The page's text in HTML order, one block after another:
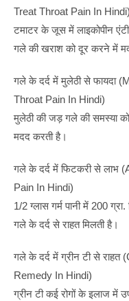
Treat Throat Pain In Hindi)
टमाटर के जूस में लाइकोपीन
गले की खराश को दूर करने में
गले के दर्द में मुलेठी से फायदा
Throat Pain In Hindi)
मुलेठी की जड़ गले की समस्या
मदद करती है।
गले के दर्द में फिटकरी से लाभ
Pain In Hindi)
1/2 ग्लास गर्म पानी में 200
गले के दर्द से राहत मिलती है।
गले के दर्द में ग्रीन टी से
Remedy In Hindi)
ग्रीन टी कई रोगों के इलाज में